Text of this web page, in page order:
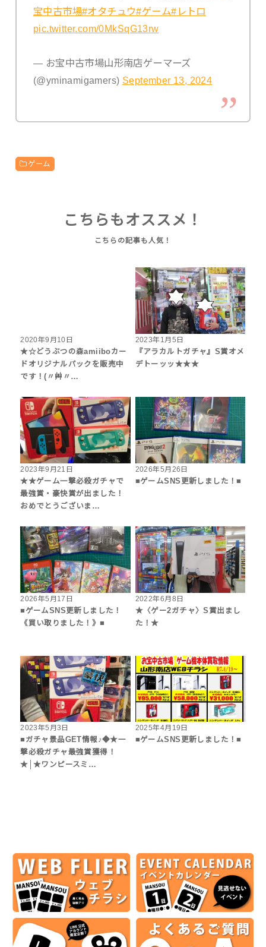
宝中古市場#オタチュウ#ゲーム#レトロ
pic.twitter.com/0MkSqG13rw
— お宝中古市場山形南店ゲーマーズ
(@yminamigamers) September 13, 2024
ゲーム
こちらもオススメ！
2020年9月10日
★☆どうぶつの森amiiboカー
ドオリジナルパックを販売中
です！(〃艸〃…
2023年1月5日
『アラカルトガチャ』S賞オメ
デトーッッ★★★
2023年9月21日
★★ゲーム一撃必殺ガチャで
最強賞・豪快賞が出ました！
おめでとうございま…
2026年5月26日
■ゲームSNS更新しました！■
2026年5月17日
■ゲームSNS更新しました！
《買い取りました！》■
2022年6月8日
★〈ゲー2ガチャ〉S賞出まし
た！★
2023年5月3日
■ガチャ景品GET情報♪◆★一
撃必殺ガチャ最強賞獲得！
★│★ワンピースミ…
2025年4月19日
■ゲームSNS更新しました！■